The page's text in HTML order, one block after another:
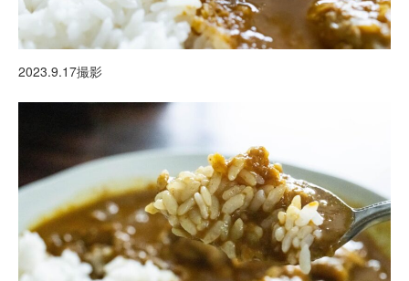
2023.9.17撮影